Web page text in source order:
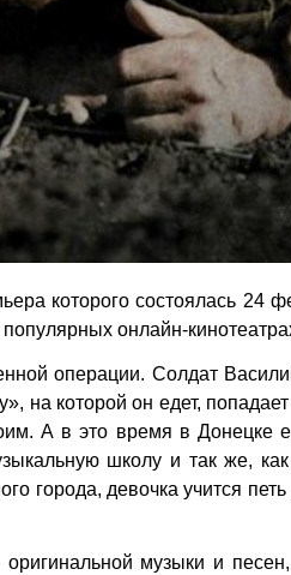
которого состоялась 24
онлайн-
операции. Солдат
на которой он едет,
А в это время в
школу и так же,
города, девочка учится
музыки и